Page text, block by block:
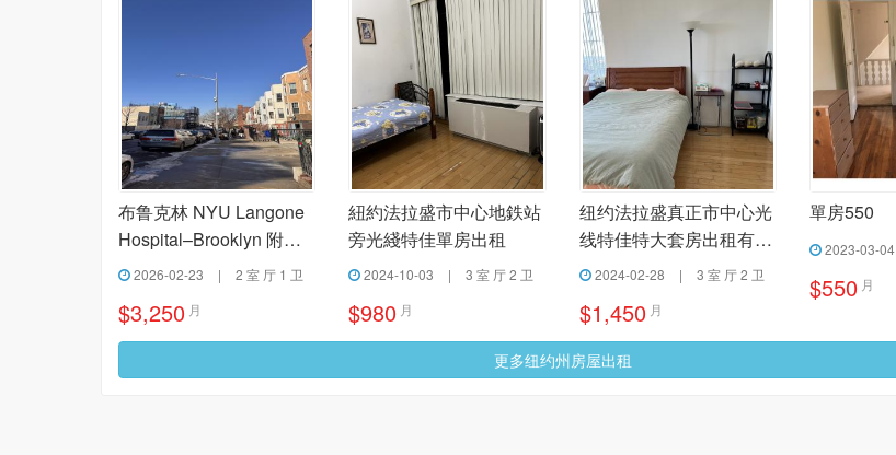
布鲁克林 NYU Langone
Hospital–Brooklyn 附近
两室一厅出租
2026-02-23 | 2 室 厅 1 卫
$3,250 月
紐約法拉盛市中心地鉄站
旁光綫特佳單房出租
2024-10-03 | 3 室 厅 2 卫
$980 月
纽约法拉盛真正市中心光
线特佳特大套房出租有电
梯2024-02-28 | 3 室 厅 2 卫
$1,450 月
單房550
2023-03-04
$550 月
更多纽约州房屋出租